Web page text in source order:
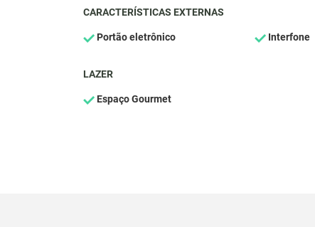
CARACTERÍSTICAS EXTERNAS
Portão eletrônico Interfone
LAZER
Espaço Gourmet